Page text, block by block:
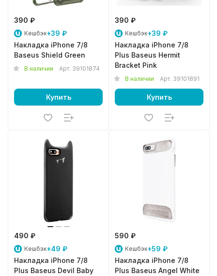
390 ₽
Кешбэк+39 ₽
Накладка iPhone 7/8
Baseus Shield Green
В наличии Арт. 39101874
Купить
390 ₽
Кешбэк+39 ₽
Накладка iPhone 7/8
Plus Baseus Hermit
Bracket Pink
В наличии Арт. 39101891
Купить
490 ₽
Кешбэк+49 ₽
Накладка iPhone 7/8
Plus Baseus Devil Baby
590 ₽
Кешбэк+59 ₽
Накладка iPhone 7/8
Plus Baseus Angel White